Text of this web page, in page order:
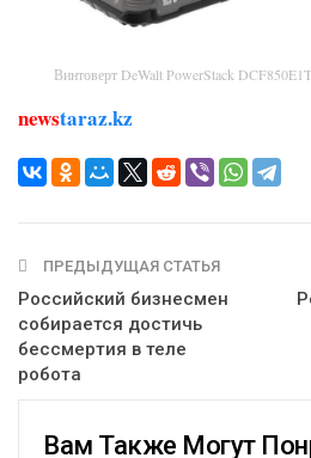
Винтоверт DeWalt PowerStack
newstaraz.kz
ПРЕДЫДУЩАЯ СТАТЬЯ
Российский бизнесмен
собирается достичь
бессмертия в теле
робота
Вам Также Могут